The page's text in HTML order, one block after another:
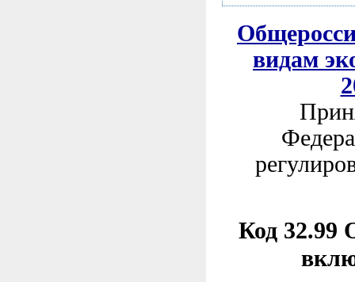
видам
Код 32.99